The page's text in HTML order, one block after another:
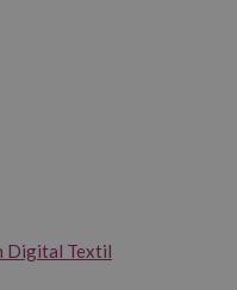
Digital Textil